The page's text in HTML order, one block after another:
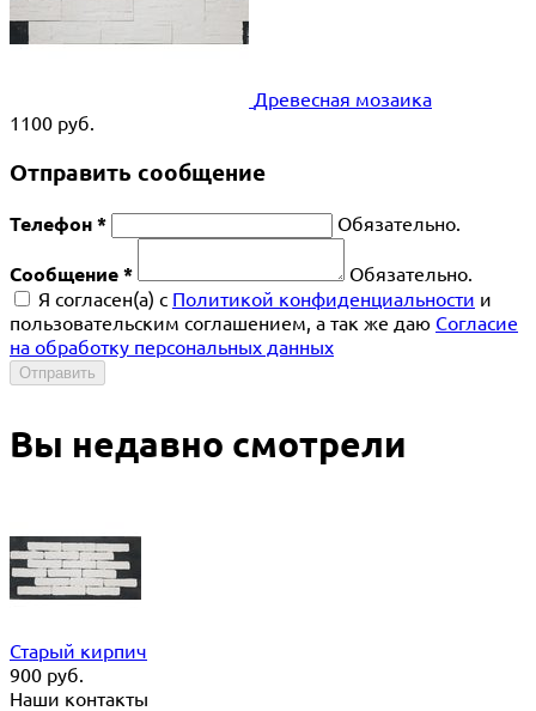
Древесная мозаика
1100 руб.
Отправить сообщение
Телефон * Обязательно.
Сообщение *
Обязательно.
Я согласен(a) с Политикой конфиденциальности и
пользовательским соглашением, а так же даю Согласие
на обработку персональных данных
Отправить
Вы недавно смотрели
Старый кирпич
900 руб.
Наши контакты